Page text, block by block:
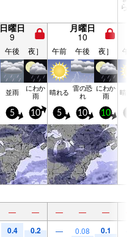
ら
日曜日
9
月曜日
10
午後 夜］ 午前 午後 夜］ 午
並雨 にわか
雨 晴れる 雷の恐
れ
にわか
雨 晴
5 10 5 10 10
— — — — —
0.4 0.2 — 0.08 0.1